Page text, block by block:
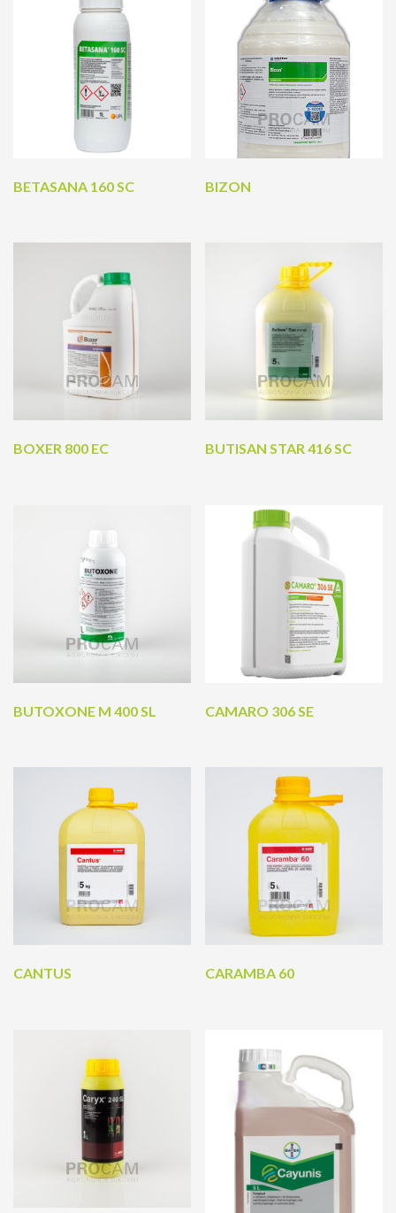
BETASANA 160 SC BIZON
BOXER 800 EC BUTISAN STAR 416 SC
BUTOXONE M 400 SL CAMARO 306 SE
CANTUS CARAMBA 60